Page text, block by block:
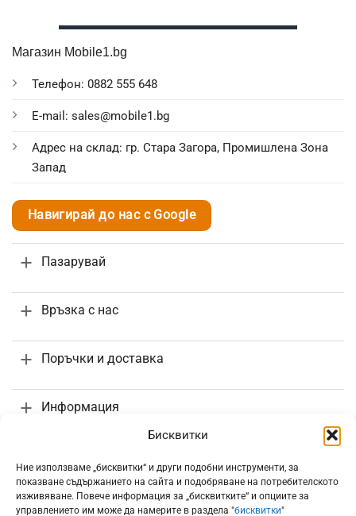
Бисквитки
Ние използваме „бисквитки“ и други подобни инструменти, за
показване съдържанието на сайта и подобряване на потребителското
изживяване. Повече информация за „бисквитките“ и опциите за
управлението им може да намерите в раздела "бисквитки"
Магазин Mobile1.bg
Телефон: 0882 555 648
E-mail: sales@mobile1.bg
Адрес на склад: гр. Стара Загора, Промишлена Зона
Запад
Навигирай до нас с Google
Пазарувай
Връзка с нас
Поръчки и доставка
Информация
Всички цени са с включено 20% ДДС